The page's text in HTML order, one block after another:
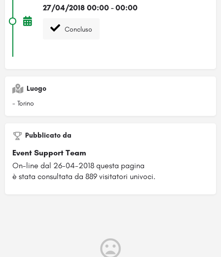
27/04/2018 00:00 - 00:00
Concluso
Luogo
- Torino
Pubblicato da
Event Support Team
On-line dal 26-04-2018 questa pagina
è stata consultata da 889 visitatori univoci.